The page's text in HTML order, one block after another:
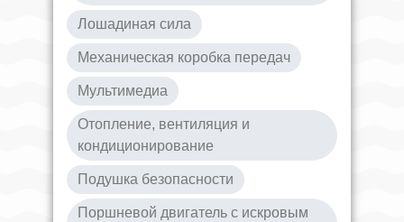
Лошадиная сила
Механическая коробка передач
Мультимедиа
Отопление, вентиляция и
кондиционирование
Подушка безопасности
Поршневой двигатель с искровым